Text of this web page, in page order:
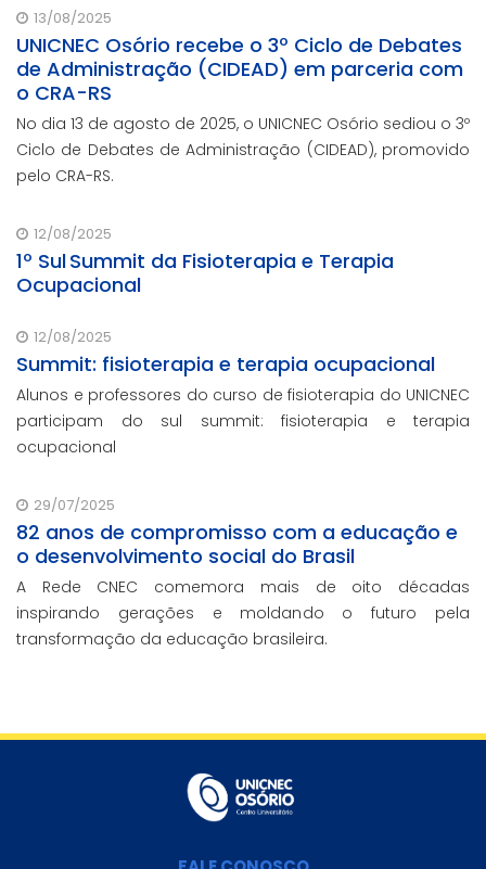
evento ocorreu no auditório Felipe Tiago Gomes.
13/08/2025
UNICNEC Osório recebe o 3º Ciclo de Debates
de Administração (CIDEAD) em parceria com
o CRA-RS
No dia 13 de agosto de 2025, o UNICNEC Osório sediou o 3º
Ciclo de Debates de Administração (CIDEAD), promovido
pelo CRA-RS.
12/08/2025
1º Sul Summit da Fisioterapia e Terapia
Ocupacional
12/08/2025
Summit: fisioterapia e terapia ocupacional
Alunos e professores do curso de fisioterapia do UNICNEC
participam do sul summit: fisioterapia e terapia
ocupacional
29/07/2025
82 anos de compromisso com a educação e
o desenvolvimento social do Brasil
A Rede CNEC comemora mais de oito décadas
inspirando gerações e moldando o futuro pela
transformação da educação brasileira.